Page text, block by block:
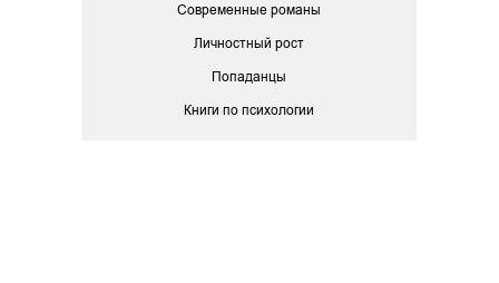
Современные романы
Личностный рост
Попаданцы
Книги по психологии